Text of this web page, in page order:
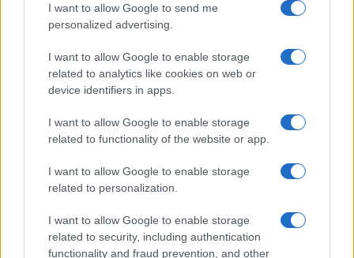
I want to allow Google to send me
personalized advertising.
I want to allow Google to enable storage
related to analytics like cookies on web or
device identifiers in apps.
I want to allow Google to enable storage
related to functionality of the website or app.
I want to allow Google to enable storage
related to personalization.
I want to allow Google to enable storage
related to security, including authentication
functionality and fraud prevention, and other
Ginetto Mattana
Marcello Zasso
Personaggio Dell’anno
Personaggio Dell’anno 2024
Premio Galluraoggi
Sabrina Serra
Notizie in tempo reale?
Entra nel canale telegram di
Inviaci le tue segnalazioni,
i tuoi video e le tue foto